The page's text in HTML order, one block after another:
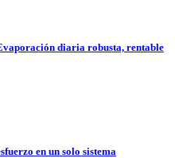
diaria robusta, rentable
en un solo sistema